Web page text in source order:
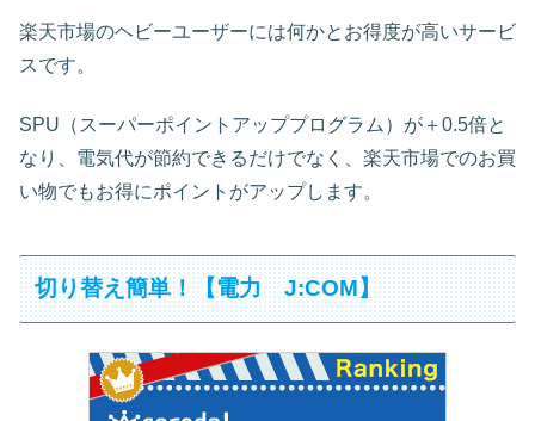
楽天市場のヘビーユーザーには何かとお得度が高いサービ
スです。
SPU（スーパーポイントアッププログラム）が＋0.5倍と
なり、電気代が節約できるだけでなく、楽天市場でのお買
い物でもお得にポイントがアップします。
切り替え簡単！【電力 J:COM】